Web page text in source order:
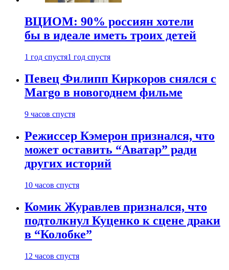
ВЦИОМ: 90% россиян хотели
бы в идеале иметь троих детей
1 год спустя1 год спустя
Певец Филипп Киркоров снялся с
Margo в новогоднем фильме
9 часов спустя
Режиссер Кэмерон признался, что
может оставить “Аватар” ради
других историй
10 часов спустя
Комик Журавлев признался, что
подтолкнул Куценко к сцене драки
в “Колобке”
12 часов спустя